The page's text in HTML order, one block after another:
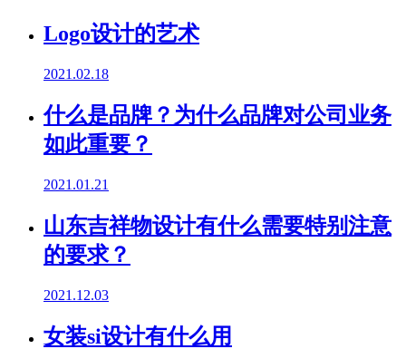
Logo设计的艺术
2021.02.18
什么是品牌？为什么品牌对公司业务
如此重要？
2021.01.21
山东吉祥物设计有什么需要特别注意
的要求？
2021.12.03
女装si设计有什么用